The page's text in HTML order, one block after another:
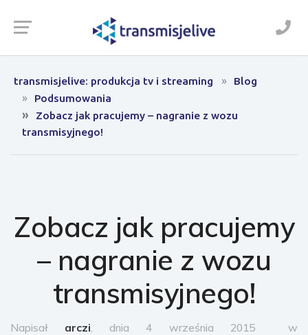
transmisjelive: produkcja tv i streaming
Blog
Podsumowania
Zobacz jak pracujemy – nagranie z wozu
transmisyjnego!
Zobacz jak pracujemy
– nagranie z wozu
transmisyjnego!
Napisał arczi, dnia 4 września 2015
w